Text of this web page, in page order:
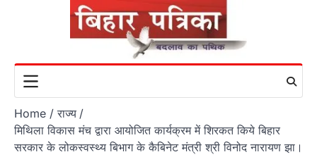
Home
राज्य
मिथिला विकास मंच द्वारा आयोजित कार्यक्रम में शिरकत किये बिहार
सरकार के लोकस्वस्थ्य बिभाग के कैबिनेट मंत्री श्री विनोद नारायण झा।